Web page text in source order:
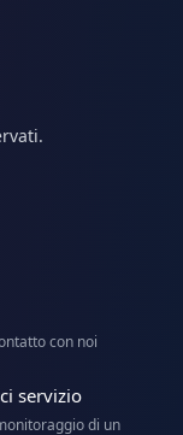
con noi
servizio
di un